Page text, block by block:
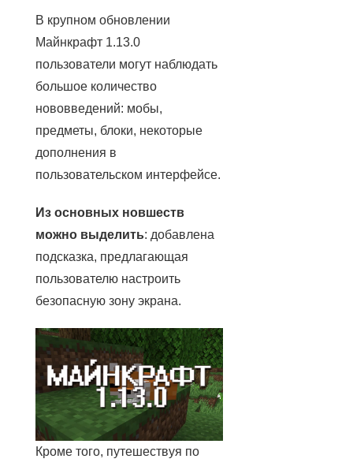
В крупном обновлении
Майнкрафт 1.13.0
пользователи могут наблюдать
большое количество
нововведений: мобы,
предметы, блоки, некоторые
дополнения в
пользовательском интерфейсе.
Из основных новшеств
можно выделить: добавлена
подсказка, предлагающая
пользователю настроить
безопасную зону экрана.
Кроме того, путешествуя по